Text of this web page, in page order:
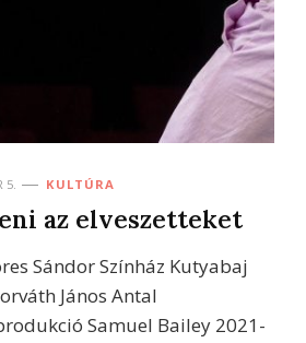
5. KULTÚRA
az elveszetteket
Sándor Színház Kutyabaj
János Antal
Samuel Bailey 2021-